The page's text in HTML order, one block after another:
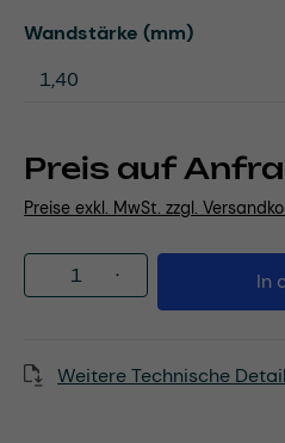
Preis auf
Preise exkl. MwSt. zzgl.
Wandstärke (mm)
Produkt Anzahl: In
Weitere Technische